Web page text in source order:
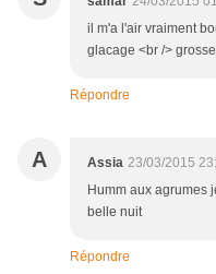
il m'a l'air vraiment
glacage <br />
Répondre
A Assia 23/03/2015
Humm aux agrumes
belle nuit
Répondre